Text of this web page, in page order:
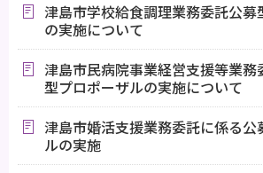
津島市学校給食調理業務委託公募
の実施について
津島市民病院事業経営支援等業務
型プロポーザルの実施について
津島市婚活支援業務委託に係る公
ルの実施